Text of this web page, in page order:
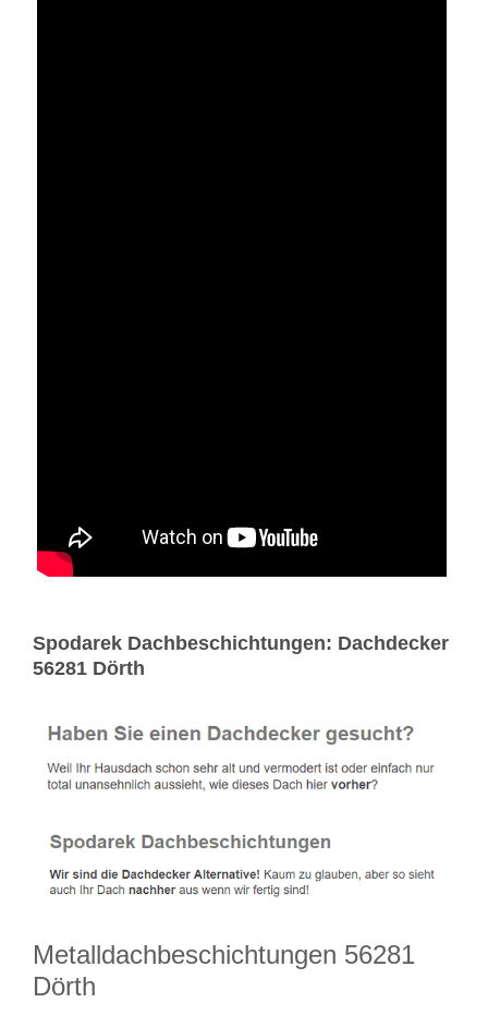
Spodarek Dachbeschichtungen: Dachdecker
56281 Dörth
Metalldachbeschichtungen 56281
Dörth